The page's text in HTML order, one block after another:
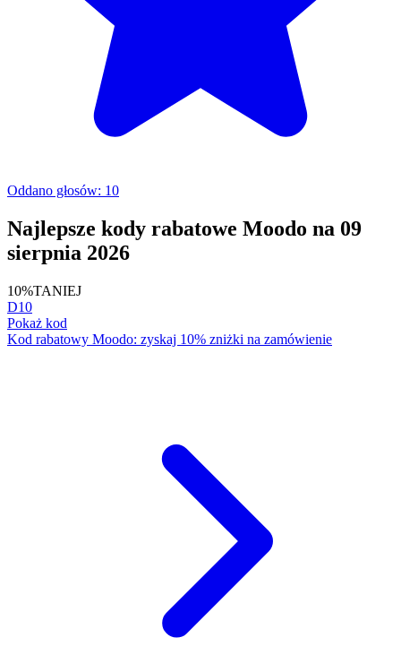
Oddano głosów: 10
Najlepsze kody rabatowe Moodo na 09
sierpnia 2026
10%TANIEJ
D10
Pokaż kod
Kod rabatowy Moodo: zyskaj 10% zniżki na zamówienie